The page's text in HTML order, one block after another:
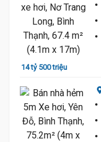
14 tỷ 500 triệu